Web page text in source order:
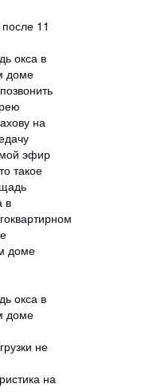
11
окса в
доме
на
эфир
доме
окса в
доме
не
на